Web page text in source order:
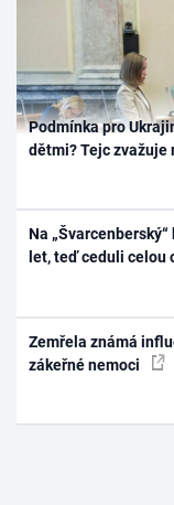
Podmínka pro
dětmi? Tejc zvažuje
Na
let, teď ceduli celou
Zemřela známá
zákeřné nemoci